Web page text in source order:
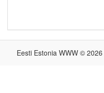
Eesti Estonia WWW © 2026